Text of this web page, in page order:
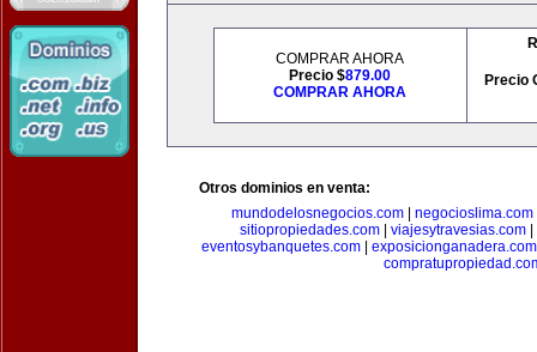
COMPRAR AHORA
Precio $879.00
COMPRAR AHORA
Precio
Otros dominios en venta:
mundodelosnegocios.com| negocioslima.com
sitiopropiedades.com| viajesytravesias.com|
eventosybanquetes.com| exposicionganadera.com